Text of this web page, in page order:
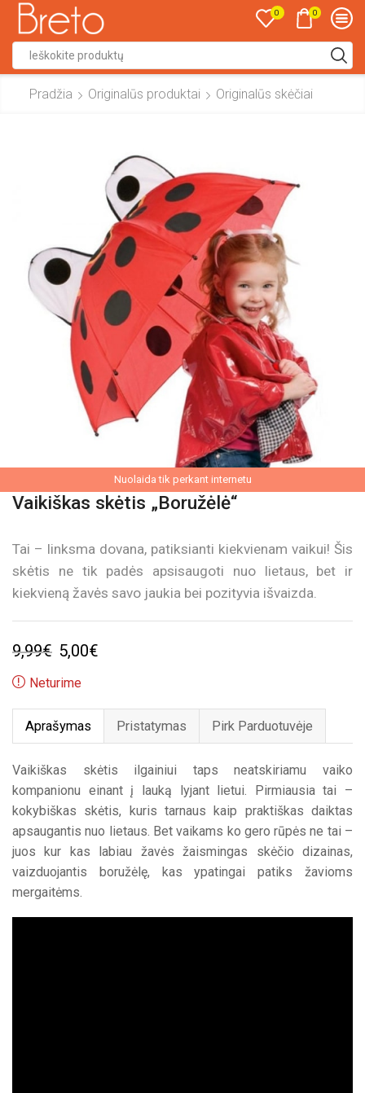
0 0
input
Pradžia Originalūs produktai Originalūs skėčiai
Nuolaida tik perkant internetu
Vaikiškas skėtis „Boružėlė“
Tai – linksma dovana, patiksianti kiekvienam vaikui! Šis
skėtis ne tik padės apsisaugoti nuo lietaus, bet ir
kiekvieną žavės savo jaukia bei pozityvia išvaizda.
9,99€ Original
price
9,99€.
5,00€
5,00€.
Neturime
Aprašymas Pristatymas Pirk Parduotuvėje
Vaikiškas skėtis ilgainiui taps neatskiriamu vaiko
kompanionu einant į lauką lyjant lietui. Pirmiausia tai –
kokybiškas skėtis, kuris tarnaus kaip praktiškas daiktas
apsaugantis nuo lietaus. Bet vaikams ko gero rūpės ne tai –
juos kur kas labiau žavės žaismingas skėčio dizainas,
vaizduojantis boružėlę, kas ypatingai patiks žavioms
mergaitėms.